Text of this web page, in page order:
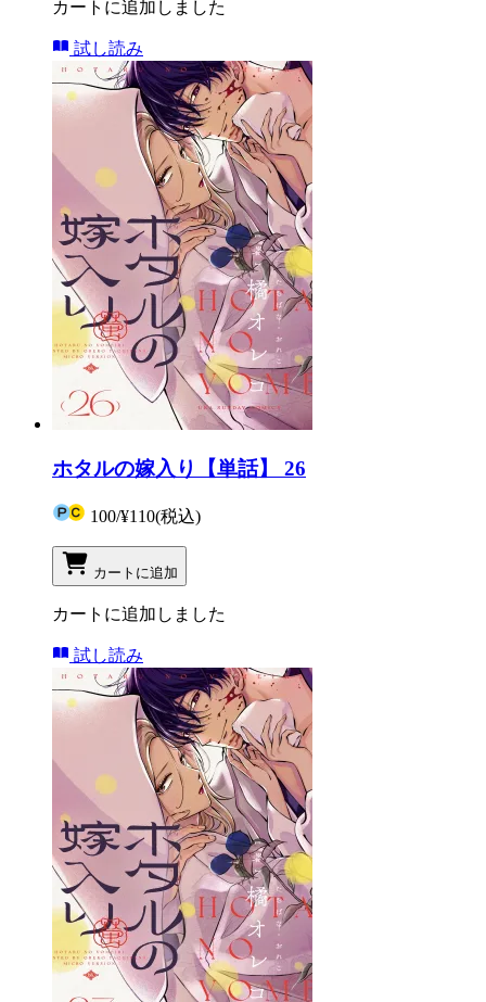
カートに追加しました
試し読み
ホタルの嫁入り【単話】 26
100/¥110(税込)
カートに追加
カートに追加しました
試し読み